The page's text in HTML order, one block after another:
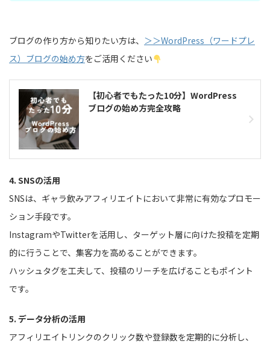
ブログの作り方から知りたい方は、 ＞＞WordPress（ワードプレ
ス）ブログの始め方をご活用ください
【初心者でもたった10分】WordPress
ブログの始め方完全攻略
4. SNSの活用
SNSは、ギャラ飲みアフィリエイトにおいて非常に有効なプロモー
ション手段です。
InstagramやTwitterを活用し、ターゲット層に向けた投稿を定期
的に行うことで、集客力を高めることができます。
ハッシュタグを工夫して、投稿のリーチを広げることもポイント
です。
5. データ分析の活用
アフィリエイトリンクのクリック数や登録数を定期的に分析し、